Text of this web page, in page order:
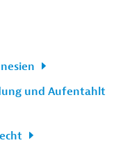
und Aufentahlt